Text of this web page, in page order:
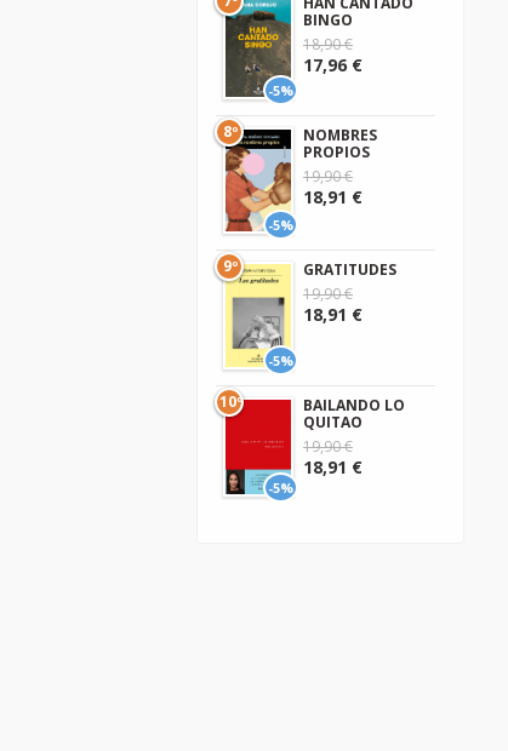
-5%
BINGO
18,90 €
17,96 €
-5%
8º
NOMBRES
PROPIOS
19,90 €
18,91 €
-5%
9º
GRATITUDES
19,90 €
18,91 €
-5%
10º
BAILANDO LO
QUITAO
19,90 €
18,91 €